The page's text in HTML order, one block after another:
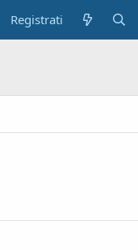
Registrati